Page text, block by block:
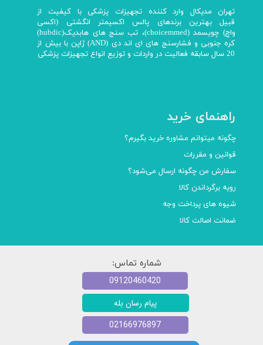
تهران مدیکال وارد کننده تجهیزات پزشکی با کیفیت از
قبیل بهترین برندهای پالس اکسیمتر انگشتی (اکسی
واچ) چویسمد (choicemmed)، تب سنج های هابدیک(hubdic)
کره جنوبی و فشارسنج های ای اند دی (AND) ژاپن با بیش از
20 سال سابقه فعالیت در واردات و توزیع انواع تجهیزات پزشکی
راهنمای خرید
چگونه میتوانم مشاوره خرید بگیرم؟
قوانین و مقررات
سفارش من چگونه ارسال می‌شود؟
رویه برگرداندن کالا
شیوه های پرداخت وجه
ضمانت اصالت کالا
شماره تماس:
پیام رسان بله
09120460420
02166976897